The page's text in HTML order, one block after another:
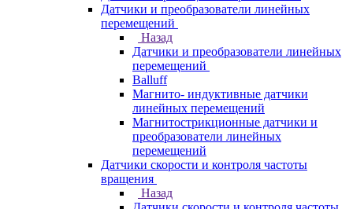
Датчики и преобразователи линейных
перемещений
Назад
Датчики и преобразователи линейных
перемещений
Balluff
Магнито- индуктивные датчики
линейных перемещений
Магнитострикционные датчики и
преобразователи линейных
перемещений
Датчики скорости и контроля частоты
вращения
Назад